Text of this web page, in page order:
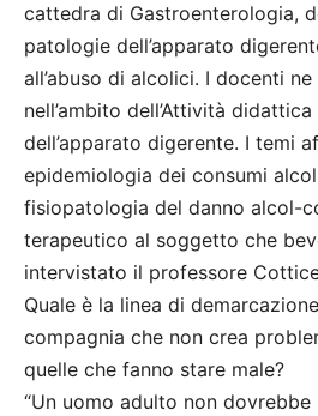
cattedra di Gastroenterologia,
patologie dell’apparato
all’abuso di alcolici. I docenti
nell’ambito dell’Attività
dell’apparato digerente. I temi
epidemiologia dei consumi
fisiopatologia del danno alcol-
terapeutico al soggetto che
intervistato il professore
Quale è la linea di
compagnia che non crea
quelle che fanno stare male?
“Un uomo adulto non